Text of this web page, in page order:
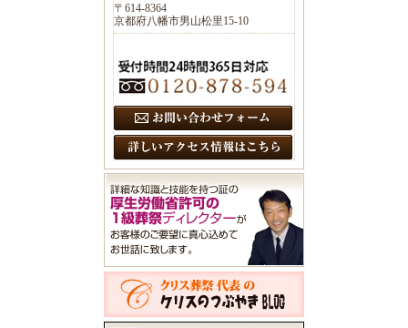
〒614-8364
京都府八幡市男山松里15-10